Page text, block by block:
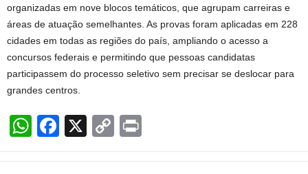
organizadas em nove blocos temáticos, que agrupam carreiras e
áreas de atuação semelhantes. As provas foram aplicadas em 228
cidades em todas as regiões do país, ampliando o acesso a
concursos federais e permitindo que pessoas candidatas
participassem do processo seletivo sem precisar se deslocar para
grandes centros.
W
h
F
a
X
C
o
in